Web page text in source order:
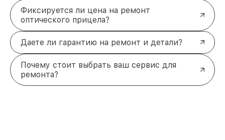
Фиксируется ли цена на ремонт
оптического прицела?
Даете ли гарантию на ремонт и детали?
Почему стоит выбрать ваш сервис для
ремонта?